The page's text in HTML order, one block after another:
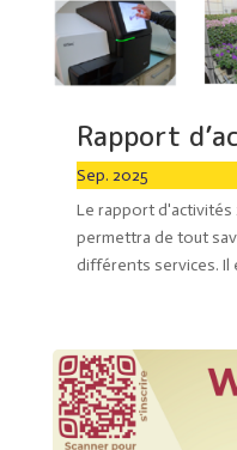
Rapport
Sep. 2025
Le rapport d'activités
permettra de tout
différents services. Il